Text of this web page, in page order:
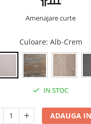
exterior
Amenajare curte
Culoare: Alb-Crem
IN STOC
ADAUGA